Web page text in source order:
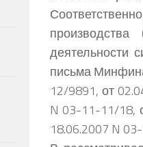
деятельности
письма
12/9891, от
N 03-11-11/18,
18.06.2007 N